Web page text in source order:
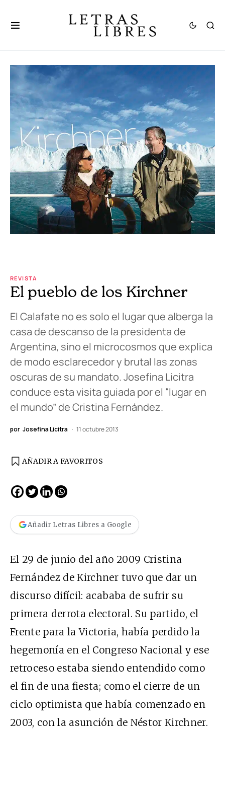
REVISTA
El pueblo de los Kirchner
El Calafate no es solo el lugar que alberga la
casa de descanso de la presidenta de
Argentina, sino el microcosmos que explica
de modo esclarecedor y brutal las zonas
oscuras de su mandato. Josefina Licitra
conduce esta visita guiada por el “lugar en
el mundo” de Cristina Fernández.
por Josefina Licitra 11 octubre 2013
AÑADIR A FAVORITOS
Añadir Letras Libres a Google
El 29 de junio del año 2009 Cristina
Fernández de Kirchner tuvo que dar un
discurso difícil: acababa de sufrir su
primera derrota electoral. Su partido, el
Frente para la Victoria, había perdido la
hegemonía en el Congreso Nacional y ese
retroceso estaba siendo entendido como
el fin de una fiesta; como el cierre de un
ciclo optimista que había comenzado en
2003, con la asunción de Néstor Kirchner.